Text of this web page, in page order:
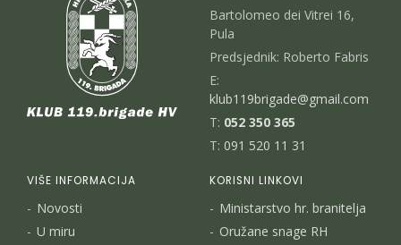
Bartolomeo dei Vitrei 16,
Pula
Predsjednik: Roberto Fabris
E:
klub119brigade@gmail.com
T: 052 350 365
T: 091 520 11 31
VIŠE INFORMACIJA
Novosti
U miru
KORISNI LINKOVI
Ministarstvo hr. branitelja
Oružane snage RH